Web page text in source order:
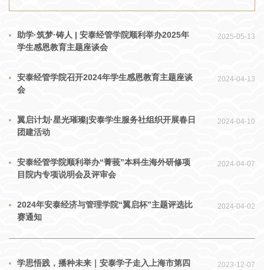
服务社是一个温暖的大家庭，希望未来能够将其建设成更宽广、更全面
的成长平台，进一步帮助同学们拓展能力、实现梦想。王璐怡宣读学校
表示感谢，分享了在校期间勤工俭学、锻炼成长的经历感受。赵同学表
示，交大的平台充满了机会，能够在不同的赛道上探索，既可以实现技
活，表达立志报效祖国、回馈社会的初心。张
助学·筑梦·铸人 | 安泰经管学院顺利举办2025年
学生感恩教育主题座谈会
2025-05-13
安泰经管学院召开2024年学生感恩教育主题座谈
会
2024-04-13
翼启计划·星光璀璨|安泰学生服务社组织开展春日
团建活动
2024-04-10
安泰经管学院顺利举办“菁莪”本科生海外研修项
目院内专项说明会及评审会
2024-04-07
2024年安泰经济与管理学院“翼启杯”主题评选比
赛通知
2024-04-02
学思悟践，播种未来｜安泰学子走入上海市第四
2023-12-07